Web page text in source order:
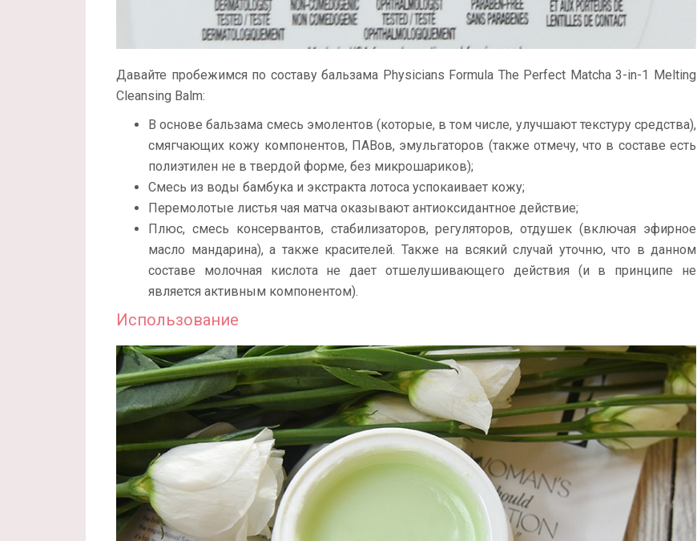
Давайте пробежимся по составу бальзама Physicians Formula The Perfect Matcha 3-in-1 Melting
Cleansing Balm:
В основе бальзама смесь эмолентов (которые, в том числе, улучшают текстуру средства),
смягчающих кожу компонентов, ПАВов, эмульгаторов (также отмечу, что в составе есть
полиэтилен не в твердой форме, без микрошариков);
Смесь из воды бамбука и экстракта лотоса успокаивает кожу;
Перемолотые листья чая матча оказывают антиоксидантное действие;
Плюс, смесь консервантов, стабилизаторов, регуляторов, отдушек (включая эфирное
масло мандарина), а также красителей. Также на всякий случай уточню, что в данном
составе молочная кислота не дает отшелушивающего действия (и в принципе не
является активным компонентом).
Использование